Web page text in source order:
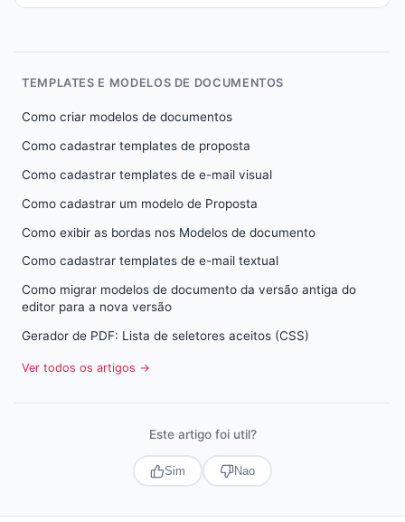
TEMPLATES E MODELOS DE DOCUMENTOS
Como criar modelos de documentos
Como cadastrar templates de proposta
Como cadastrar templates de e-mail visual
Como cadastrar um modelo de Proposta
Como exibir as bordas nos Modelos de documento
Como cadastrar templates de e-mail textual
Como migrar modelos de documento da versão antiga do
editor para a nova versão
Gerador de PDF: Lista de seletores aceitos (CSS)
Ver todos os artigos →
Este artigo foi util?
Sim Nao